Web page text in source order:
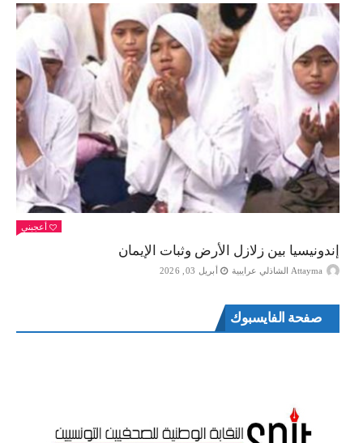
أعجبني
إندونيسيا بين زلازل الأرض وثبات الإيمان
Attayma الشاذلي عرايبية أبريل 03, 2026
صفحة الفايسبوك